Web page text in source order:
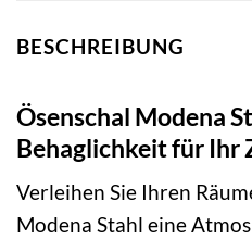
BESCHREIBUNG
Ösenschal Modena
Behaglichkeit für Ihr
Verleihen Sie Ihren
Modena Stahl eine